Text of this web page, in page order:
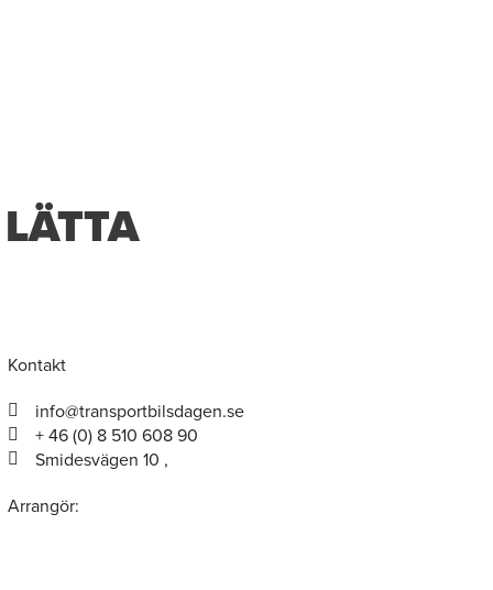
Kontakt
info@transportbilsdagen.se
+ 46 (0) 8 510 608 90
Smidesvägen 10 ,
Arrangör: